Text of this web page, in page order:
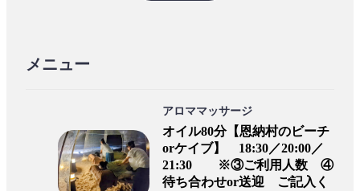
メニュー
アロママッサージ
オイル80分【恩納村のビーチ
orケイブ】 18:30／20:00／
21:30 ※③ご利用人数 ④
待ち合わせor送迎 ご記入く